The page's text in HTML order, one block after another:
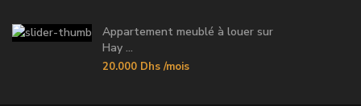
Appartement meublé à louer sur
Hay ...
20.000 Dhs /mois